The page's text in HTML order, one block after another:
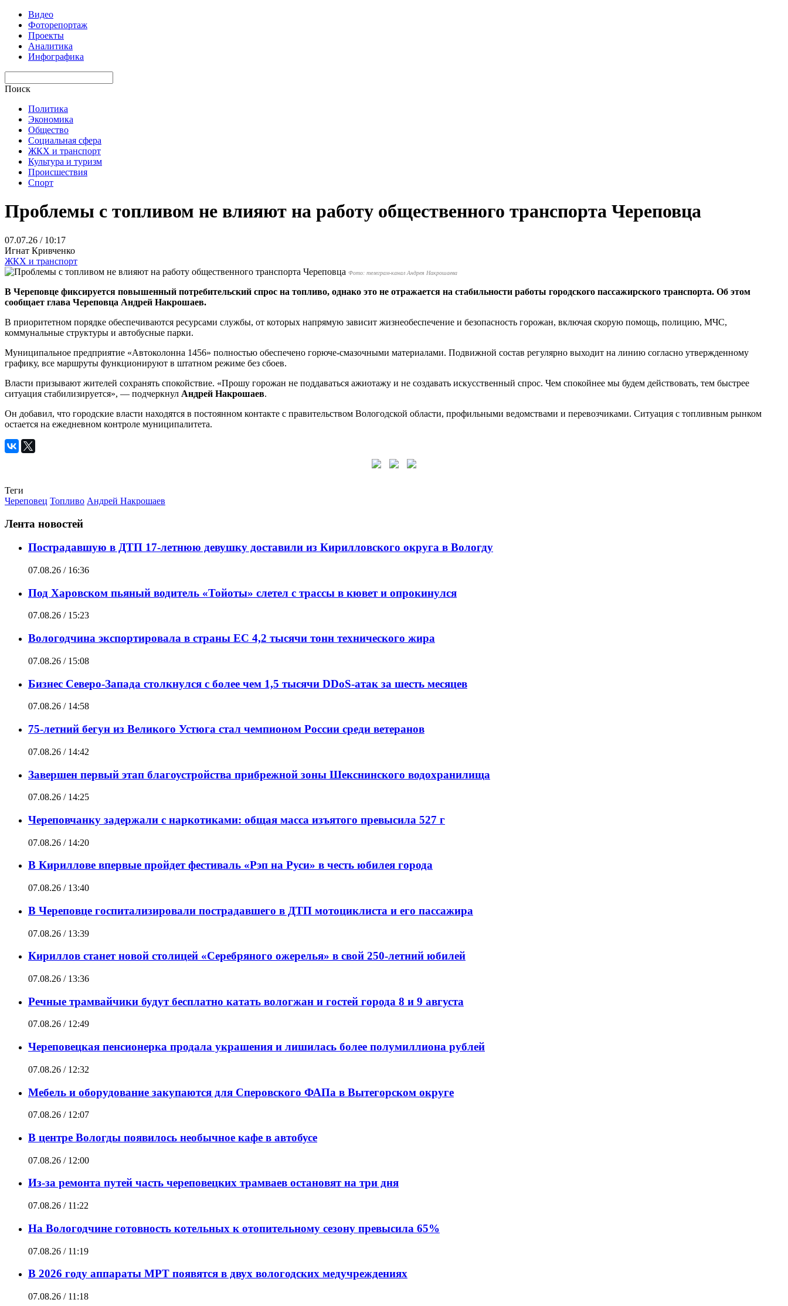
Видео
Фоторепортаж
Проекты
Аналитика
Инфографика
Поиск
Политика
Экономика
Общество
Социальная сфера
ЖКХ и транспорт
Культура и туризм
Происшествия
Спорт
Проблемы с топливом не влияют на работу общественного транспорта Череповца
07.07.26 / 10:17
Игнат Кривченко
ЖКХ и транспорт
Фото: телеграм-канал Андрея Накрошаева
В Череповце фиксируется повышенный потребительский спрос на топливо, однако это не отражается на стабильности работы городского пассажирского транспорта. Об этом
сообщает глава Череповца Андрей Накрошаев.
В приоритетном порядке обеспечиваются ресурсами службы, от которых напрямую зависит жизнеобеспечение и безопасность горожан, включая скорую помощь, полицию, МЧС,
коммунальные структуры и автобусные парки.
Муниципальное предприятие «Автоколонна 1456» полностью обеспечено горюче-смазочными материалами. Подвижной состав регулярно выходит на линию согласно утвержденному
графику, все маршруты функционируют в штатном режиме без сбоев.
Власти призывают жителей сохранять спокойствие. «Прошу горожан не поддаваться ажиотажу и не создавать искусственный спрос. Чем спокойнее мы будем действовать, тем быстрее
ситуация стабилизируется», — подчеркнул Андрей Накрошаев.
Он добавил, что городские власти находятся в постоянном контакте с правительством Вологодской области, профильными ведомствами и перевозчиками. Ситуация с топливным рынком
остается на ежедневном контроле муниципалитета.
Теги
Череповец Топливо Андрей Накрошаев
Лента новостей
Пострадавшую в ДТП 17-летнюю девушку доставили из Кирилловского округа в Вологду
07.08.26 / 16:36
Под Харовском пьяный водитель «Тойоты» слетел с трассы в кювет и опрокинулся
07.08.26 / 15:23
Вологодчина экспортировала в страны ЕС 4,2 тысячи тонн технического жира
07.08.26 / 15:08
Бизнес Северо-Запада столкнулся с более чем 1,5 тысячи DDoS-атак за шесть месяцев
07.08.26 / 14:58
75-летний бегун из Великого Устюга стал чемпионом России среди ветеранов
07.08.26 / 14:42
Завершен первый этап благоустройства прибрежной зоны Шекснинского водохранилища
07.08.26 / 14:25
Череповчанку задержали с наркотиками: общая масса изъятого превысила 527 г
07.08.26 / 14:20
В Кириллове впервые пройдет фестиваль «Рэп на Руси» в честь юбилея города
07.08.26 / 13:40
В Череповце госпитализировали пострадавшего в ДТП мотоциклиста и его пассажира
07.08.26 / 13:39
Кириллов станет новой столицей «Серебряного ожерелья» в свой 250-летний юбилей
07.08.26 / 13:36
Речные трамвайчики будут бесплатно катать вологжан и гостей города 8 и 9 августа
07.08.26 / 12:49
Череповецкая пенсионерка продала украшения и лишилась более полумиллиона рублей
07.08.26 / 12:32
Мебель и оборудование закупаются для Сперовского ФАПа в Вытегорском округе
07.08.26 / 12:07
В центре Вологды появилось необычное кафе в автобусе
07.08.26 / 12:00
Из-за ремонта путей часть череповецких трамваев остановят на три дня
07.08.26 / 11:22
На Вологодчине готовность котельных к отопительному сезону превысила 65%
07.08.26 / 11:19
В 2026 году аппараты МРТ появятся в двух вологодских медучреждениях
07.08.26 / 11:18